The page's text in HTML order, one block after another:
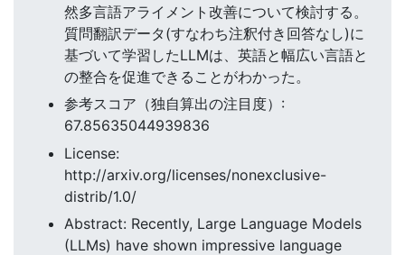
然多言語アライメント改善について検討する。
質問翻訳データ(すなわち注釈付き回答なし)に
基づいて学習したLLMは、英語と幅広い言語と
の整合を促進できることがわかった。
参考スコア（独自算出の注目度）:
67.85635044939836
License:
http://arxiv.org/licenses/nonexclusive-
distrib/1.0/
Abstract: Recently, Large Language Models
(LLMs) have shown impressive language